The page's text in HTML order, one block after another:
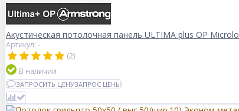
Акустическая потолочная панель ULTIMA plus OP
Артикул: -
(2)
В наличии
ЗАПРОСИТЬ ЦЕНУЗАПРОС ЦЕНЫ